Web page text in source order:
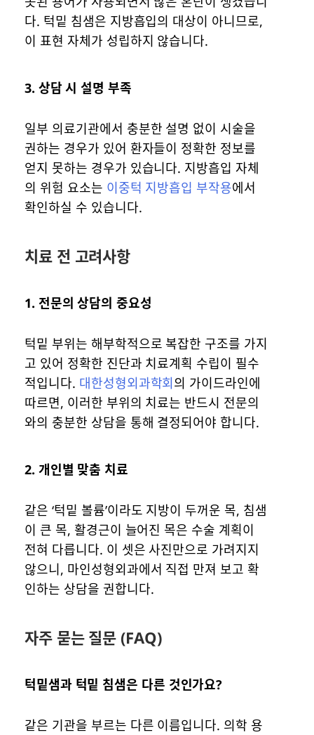
다. 턱밑 침샘은 지방흡입의 대상이 아니므로,
이 표현 자체가 성립하지 않습니다.
3. 상담 시 설명 부족
일부 의료기관에서 충분한 설명 없이 시술을
권하는 경우가 있어 환자들이 정확한 정보를
얻지 못하는 경우가 있습니다. 지방흡입 자체
의 위험 요소는 이중턱 지방흡입 부작용에서
확인하실 수 있습니다.
치료 전 고려사항
1. 전문의 상담의 중요성
턱밑 부위는 해부학적으로 복잡한 구조를 가지
고 있어 정확한 진단과 치료계획 수립이 필수
적입니다. 대한성형외과학회의 가이드라인에
따르면, 이러한 부위의 치료는 반드시 전문의
와의 충분한 상담을 통해 결정되어야 합니다.
2. 개인별 맞춤 치료
같은 ‘턱밑 볼륨’이라도 지방이 두꺼운 목, 침샘
이 큰 목, 활경근이 늘어진 목은 수술 계획이
전혀 다릅니다. 이 셋은 사진만으로 가려지지
않으니, 마인성형외과에서 직접 만져 보고 확
인하는 상담을 권합니다.
자주 묻는 질문 (FAQ)
턱밑샘과 턱밑 침샘은 다른 것인가요?
같은 기관을 부르는 다른 이름입니다. 의학 용